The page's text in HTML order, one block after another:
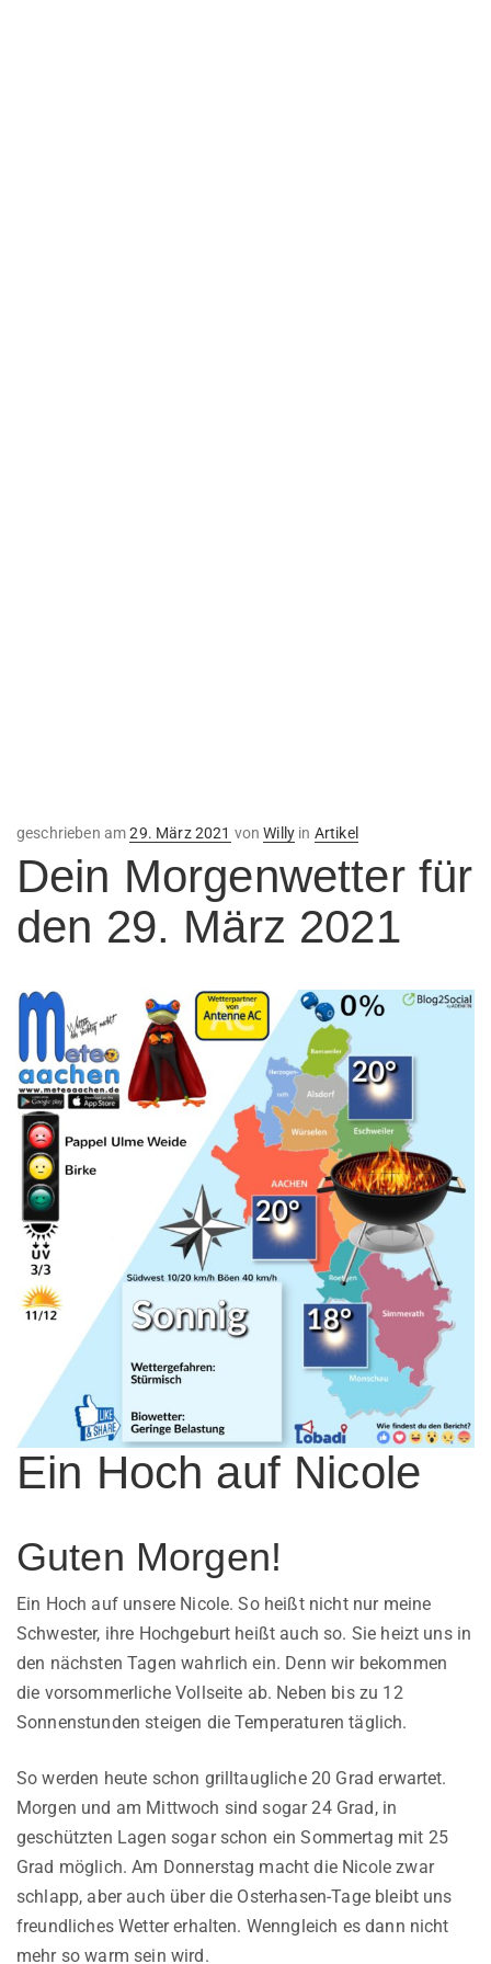
geschrieben amVeröffentlicht
am
29. März 2021 vonWilly in Artikel
Dein Morgenwetter für
den 29. März 2021
Ein Hoch auf Nicole
Guten Morgen!
Ein Hoch auf unsere Nicole. So heißt nicht nur meine
Schwester, ihre Hochgeburt heißt auch so. Sie heizt uns in
den nächsten Tagen wahrlich ein. Denn wir bekommen
die vorsommerliche Vollseite ab. Neben bis zu 12
Sonnenstunden steigen die Temperaturen täglich.
So werden heute schon grilltaugliche 20 Grad erwartet.
Morgen und am Mittwoch sind sogar 24 Grad, in
geschützten Lagen sogar schon ein Sommertag mit 25
Grad möglich. Am Donnerstag macht die Nicole zwar
schlapp, aber auch über die Osterhasen-Tage bleibt uns
freundliches Wetter erhalten. Wenngleich es dann nicht
mehr so warm sein wird.